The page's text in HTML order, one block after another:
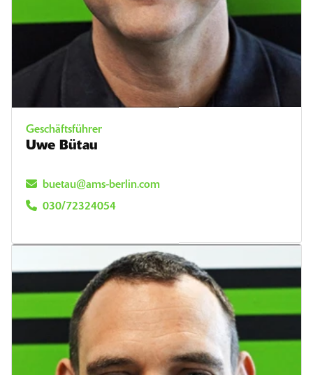
Geschäftsführer
Uwe Bütau
buetau@ams-berlin.com
030/72324054